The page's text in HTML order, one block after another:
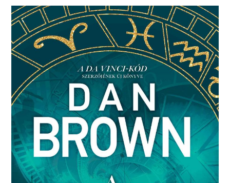
látniavló